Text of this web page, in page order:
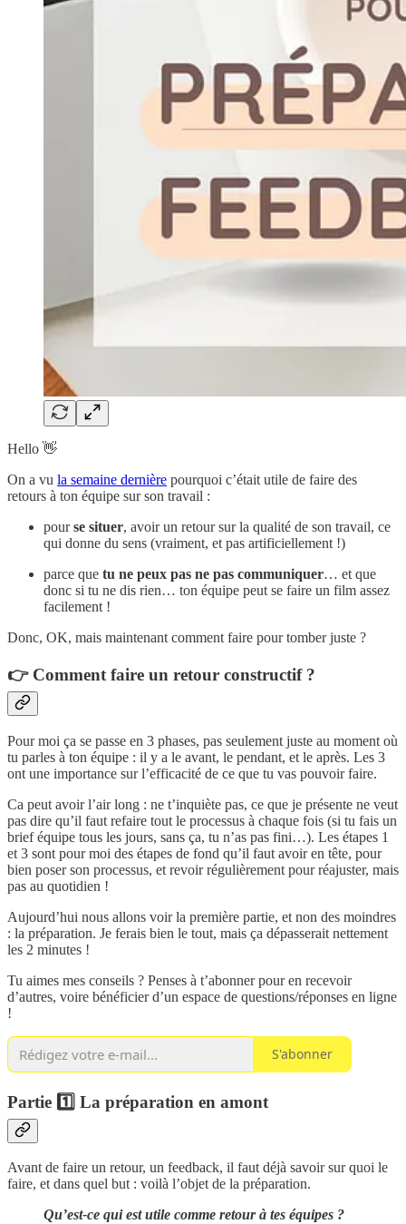
Hello 👋
On a vu la semaine dernière pourquoi c’était utile de faire des
retours à ton équipe sur son travail :
pourse situer, avoir un retour sur la qualité de son travail, ce
qui donne du sens (vraiment, et pas artificiellement !)
parce que tu ne peux pas ne pas communiquer… et que
donc si tu ne dis rien… ton équipe peut se faire un film assez
facilement !
Donc, OK, mais maintenant comment faire pour tomber juste ?
👉 Comment faire un retour constructif ?
Pour moi ça se passe en 3 phases, pas seulement juste au moment où
tu parles à ton équipe : il y a le avant, le pendant, et le après. Les 3
ont une importance sur l’efficacité de ce que tu vas pouvoir faire.
Ca peut avoir l’air long : ne t’inquiète pas, ce que je présente ne veut
pas dire qu’il faut refaire tout le processus à chaque fois (si tu fais un
brief équipe tous les jours, sans ça, tu n’as pas fini…). Les étapes 1
et 3 sont pour moi des étapes de fond qu’il faut avoir en tête, pour
bien poser son processus, et revoir régulièrement pour réajuster, mais
pas au quotidien !
Aujourd’hui nous allons voir la première partie, et non des moindres
: la préparation. Je ferais bien le tout, mais ça dépasserait nettement
les 2 minutes !
Tu aimes mes conseils ? Penses à t’abonner pour en recevoir
d’autres, voire bénéficier d’un espace de questions/réponses en ligne
!
S'abonner
Partie 1️⃣ La préparation en amont
Avant de faire un retour, un feedback, il faut déjà savoir sur quoi le
faire, et dans quel but : voilà l’objet de la préparation.
Qu’est-ce qui est utile comme retour à tes équipes ?